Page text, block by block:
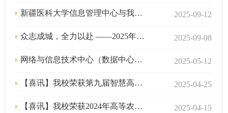
新疆医科大学信息管理中心与我中心联合举办主题党日活动 2025-09-12
众志成城，全力以赴 ——2025年迎新典礼视频直播圆满落幕 2025-09-08
网络与信息技术中心（数据中心）直属党支部和新疆电子研究所股份有限公司第一党支部开展联合主题党日活动 2025-05-12
【喜讯】我校荣获第九届智慧高校CIO论坛 “智慧校园-特色高校”称号 2025-04-25
【喜讯】我校荣获2024年高等农业院校教育信息化建设先进集体 2025-04-15